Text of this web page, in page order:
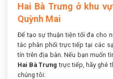
Hai Bà Trưng ở khu
Quỳnh Mai
Để tạo sự thuận tiện tối đa cho
tác phân phối trực tiếp tại các
tín trên địa bàn. Nếu bạn muốn
Hai Bà Trưng trực tiếp, hãy ghé
chúng tôi: